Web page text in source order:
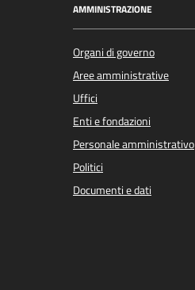
AMMINISTRAZIONE
Organi di governo
Aree amministrative
Uffici
Enti e fondazioni
Personale amministrativo
Politici
Documenti e dati